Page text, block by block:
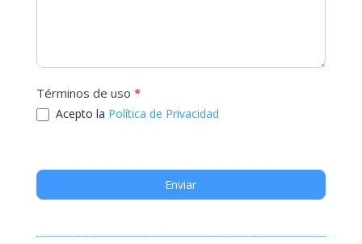
Términos de uso *
Acepto la Política de Privacidad
Enviar